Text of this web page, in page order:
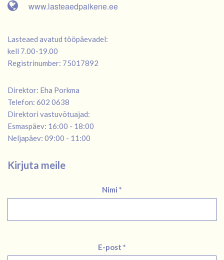
www.lasteaedpaikene.ee
Lasteaed avatud tööpäevadel:
kell 7.00-19.00
Registrinumber: 75017892
Direktor: Eha Porkma
Telefon: 602 0638
Direktori vastuvõtuajad:
Esmaspäev: 16:00 - 18:00
Neljapäev: 09:00 - 11:00
Kirjuta meile
Nimi *
E-post *